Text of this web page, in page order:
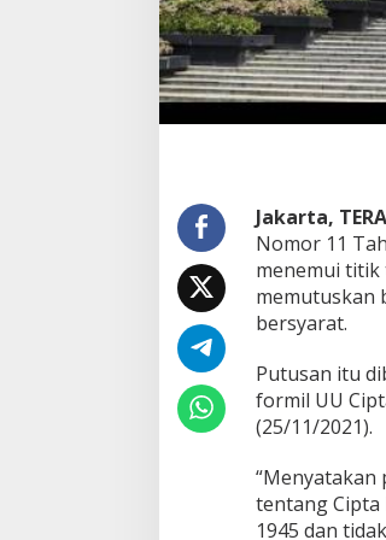
s
u
a
i
U
U
5
d
a
n
I
n
o
n
s
t
u
s
Jakarta,
Nomor 11
menemui titik
memutuskan
bersyarat.
Putusan itu
formil UU
(25/11/2021).
“Menyatakan
tentang Cipta
1945 dan